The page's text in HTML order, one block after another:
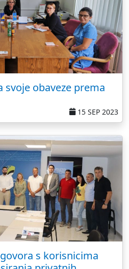
svoje obaveze prema
15 SEP 2023
s korisnicima